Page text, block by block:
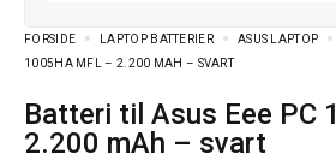
FORSIDE LAPTOP BATTERIER ASUS LAPTOP
1005HA MFL – 2.200 MAH – SVART
Batteri til Asus Eee PC 1005HA mfl –
2.200 mAh – svart